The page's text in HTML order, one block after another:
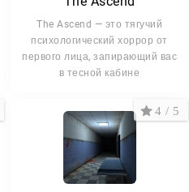
The Ascend — это тягучий
психологический хоррор от
первого лица, запирающий вас
в тесной кабине
4 / 5